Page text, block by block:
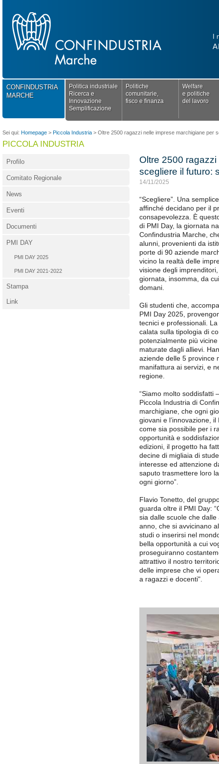
CONFINDUSTRIA
MARCHE
Politica industriale
Ricerca e
Innovazione
Semplificazione
Politiche
comunitarie,
fisco e finanza
Welfare
e politiche
del lavoro
Sei qui: Homepage > Piccola Industria > Oltre 2500 ragazzi nelle imprese marchigiane per
PICCOLA INDUSTRIA
Oltre 2500
scegliere il futuro:
14/11/2025
“Scegliere”. Una
affinché decidano per il
consapevolezza. È
di PMI Day, la giornata
Confindustria Marche,
alunni, provenienti da
porte di 90 aziende
vicino la realtà delle
visione degli
giornata, insomma, da
domani.
Gli studenti che,
PMI Day 2025,
tecnici e professionali.
calata sulla tipologia di
potenzialmente più
maturate dagli allievi.
aziende delle 5 province
manifattura ai servizi, e
regione.
“Siamo molto soddisfatti
Piccola Industria di
marchigiane, che ogni
giovani e l’innovazione,
come sia possibile per i
opportunità e
edizioni, il progetto ha
decine di migliaia di
interesse ed attenzione
saputo trasmettere loro
ogni giorno”.
Flavio Tonetto, del
guarda oltre il PMI Day:
sia dalle scuole che
anno, che si avvicinano
studi o inserirsi nel
bella opportunità a cui
proseguiranno
attrattivo il nostro
delle imprese che vi
a ragazzi e docenti".
Profilo
Comitato Regionale
News
Eventi
Documenti
PMI DAY
PMI DAY 2025
PMI DAY 2021-2022
Stampa
Link